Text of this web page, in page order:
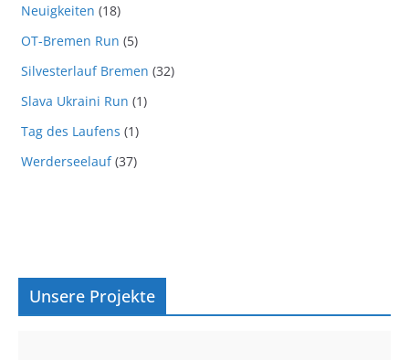
Neuigkeiten (18)
OT-Bremen Run (5)
Silvesterlauf Bremen (32)
Slava Ukraini Run (1)
Tag des Laufens (1)
Werderseelauf(37)
Unsere Projekte